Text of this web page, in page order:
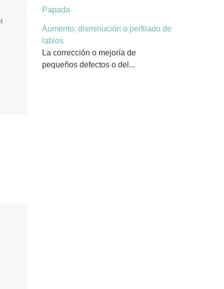
Papada
Aumento, disminución o perfilado de
labios
La corrección o mejoría de
pequeños defectos o del...